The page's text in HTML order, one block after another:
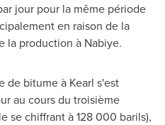
jour pour la même période
en raison de la
la production à Nabiye.
de bitume à Kearl s'est
au cours du troisième
se chiffrant à 128 000 barils),